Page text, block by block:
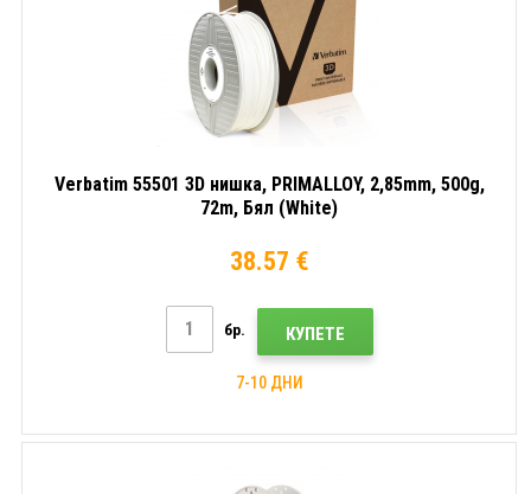
Verbatim 55501 3D нишка, PRIMALLOY, 2,85mm, 500g,
72m, Бял (White)
38.57 €
бр. КУПЕТЕ
7-10 ДНИ